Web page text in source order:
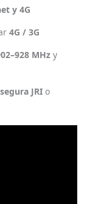
y 4G
4G / 3G
MHz y
JRI o